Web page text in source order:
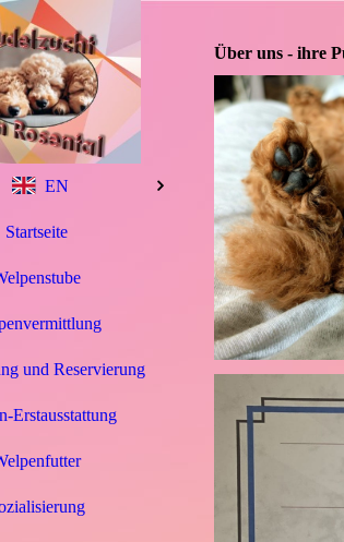
EN
Startseite
und Reservierung
Erstausstattung
Über uns - ihre